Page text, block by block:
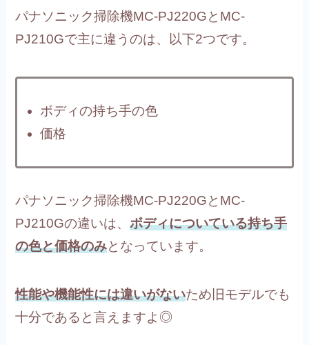
パナソニック掃除機MC-PJ220GとMC-
PJ210Gで主に違うのは、以下2つです。
ボディの持ち手の色
価格
パナソニック掃除機MC-PJ220GとMC-
PJ210Gの違いは、ボディについている持ち手
の色と価格のみとなっています。
性能や機能性には違いがないため旧モデルでも
十分であると言えますよ◎